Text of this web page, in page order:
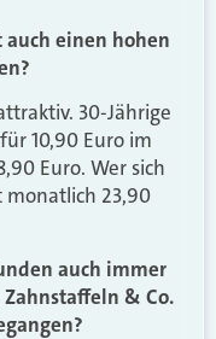
einen hohen
30-Jährige
10,90 Euro im
Euro. Wer sich
monatlich 23,90
auch immer
& Co.